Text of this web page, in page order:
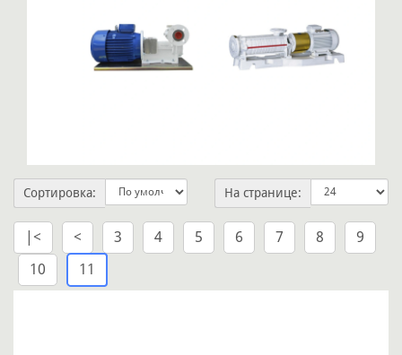
Сортировка: На странице:
|< < 3 4 5 6 7 8
9
10
11